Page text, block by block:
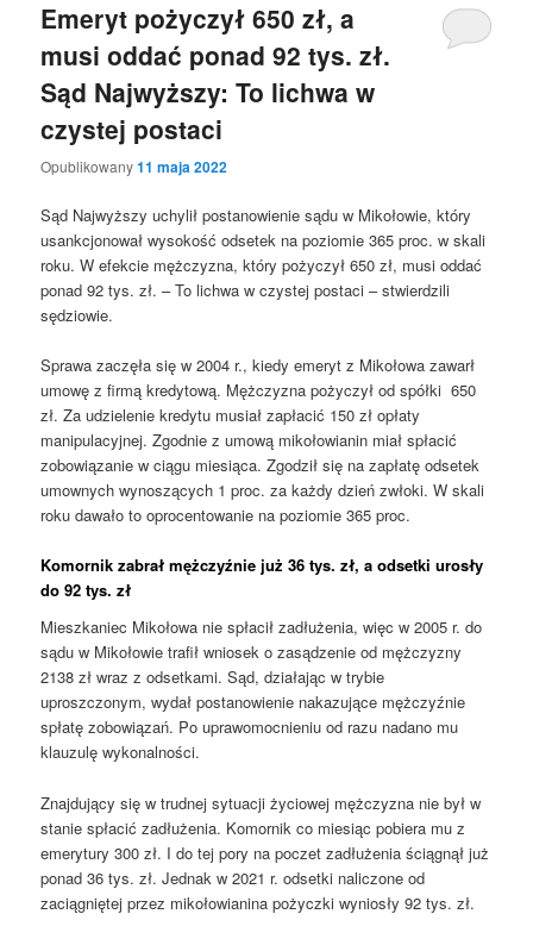
Emeryt pożyczył 650 zł, a
musi oddać ponad 92 tys. zł.
Sąd Najwyższy: To lichwa w
czystej postaci
Opublikowany11 maja 2022
Sąd Najwyższy uchylił postanowienie sądu w Mikołowie, który
usankcjonował wysokość odsetek na poziomie 365 proc. w skali
roku. W efekcie mężczyzna, który pożyczył 650 zł, musi oddać
ponad 92 tys. zł. – To lichwa w czystej postaci – stwierdzili
sędziowie.
Sprawa zaczęła się w 2004 r., kiedy emeryt z Mikołowa zawarł
umowę z firmą kredytową. Mężczyzna pożyczył od spółki 650
zł. Za udzielenie kredytu musiał zapłacić 150 zł opłaty
manipulacyjnej. Zgodnie z umową mikołowianin miał spłacić
zobowiązanie w ciągu miesiąca. Zgodził się na zapłatę odsetek
umownych wynoszących 1 proc. za każdy dzień zwłoki. W skali
roku dawało to oprocentowanie na poziomie 365 proc.
Komornik zabrał mężczyźnie już 36 tys. zł, a odsetki urosły
do 92 tys. zł
Mieszkaniec Mikołowa nie spłacił zadłużenia, więc w 2005 r. do
sądu w Mikołowie trafił wniosek o zasądzenie od mężczyzny
2138 zł wraz z odsetkami. Sąd, działając w trybie
uproszczonym, wydał postanowienie nakazujące mężczyźnie
spłatę zobowiązań. Po uprawomocnieniu od razu nadano mu
klauzulę wykonalności.
Znajdujący się w trudnej sytuacji życiowej mężczyzna nie był w
stanie spłacić zadłużenia. Komornik co miesiąc pobiera mu z
emerytury 300 zł. I do tej pory na poczet zadłużenia ściągnął już
ponad 36 tys. zł. Jednak w 2021 r. odsetki naliczone od
zaciągniętej przez mikołowianina pożyczki wyniosły 92 tys. zł.